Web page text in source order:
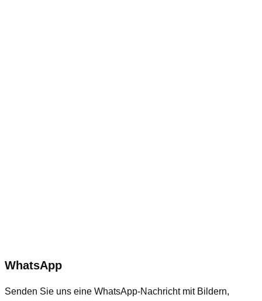
WhatsApp
Senden Sie uns eine WhatsApp-Nachricht mit Bildern,